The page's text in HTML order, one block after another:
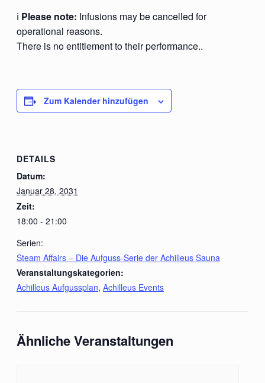
ℹ️ Please note: Infusions may be cancelled for
operational reasons.
There is no entitlement to their performance..
Zum Kalender hinzufügen
DETAILS
Datum:
Januar 28, 2031
Zeit:
18:00 - 21:00
Serien:
Steam Affairs – Die Aufguss-Serie der Achilleus Sauna
Veranstaltungskategorien:
Achilleus Aufgussplan, Achilleus Events
Ähnliche Veranstaltungen